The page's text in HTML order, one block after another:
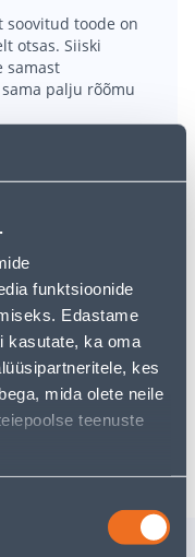
funktsioonide
Edastame
kasutate, ka oma
kes
mida olete neile
teenuste
soovitud toode on
otsas. Siiski
samast
palju rõõmu
et leida